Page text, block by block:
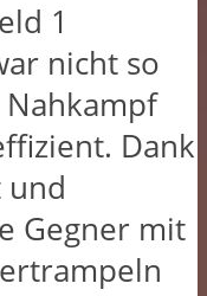
1
nicht so
Dank
und
Gegner mit